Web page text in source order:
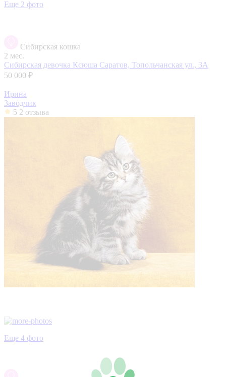
Еще 2 фото
Сибирская кошка
2 мес.
Сибирская девочка Ксюша Саратов, Топольчанская ул., 3А
50 000 ₽
Ирина
Заводчик
5 2 отзыва
Еще 4 фото